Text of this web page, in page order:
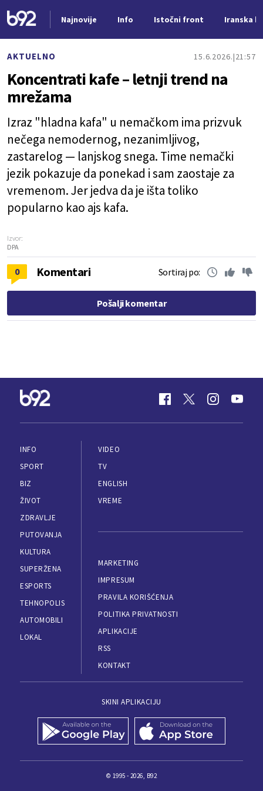
Najnovije Info Istočni front Iranska
AKTUELNO 15.6.2026. 21:57
Koncentrati kafe – letnji trend na
mrežama
Izraz "hladna kafa" u nemačkom ima prizvuk
nečega nemodernog, nezanimljivog,
zastarelog — lanjskog snega. Time nemački
jezik pokazuje da ponekad i sam zaostaje za
vremenom. Jer jedva da je išta toliko
popularno kao ajs kafa.
Izvor:
DPA
0 Komentari Sortiraj po:
Pošalji komentar
INFO
SPORT
BIZ
ŽIVOT
ZDRAVLJE
PUTOVANJA
KULTURA
SUPERŽENA
ESPORTS
TEHNOPOLIS
AUTOMOBILI
LOKAL
VIDEO
TV
ENGLISH
VREME
MARKETING
IMPRESUM
PRAVILA KORIŠĆENJA
POLITIKA PRIVATNOSTI
APLIKACIJE
RSS
KONTAKT
SKINI APLIKACIJU
© 1995 - 2026, B92